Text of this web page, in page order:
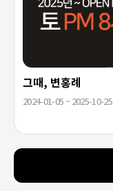
그때, 변홍례
2024-01-05 ~ 2025-10-25